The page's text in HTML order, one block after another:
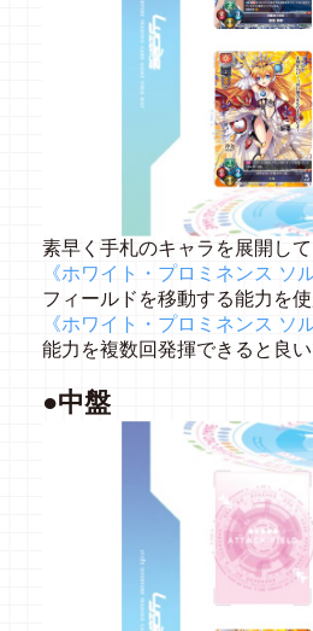
素早く手札のキャラを展開して
《ホワイト・プロミネンス ソル
フィールドを移動する能力を
《ホワイト・プロミネンス ソル
能力を複数回発揮できると良い
●中盤